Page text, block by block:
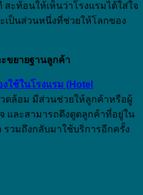
ะท้อนให้เห็นว่าโรงแรมได้ใส่ใจ
เป็นส่วนหนึ่งที่ช่วยให้โลกของ
ขยายฐานลูกค้า
ใช้ในโรงแรม (Hotel
ดล้อม มีส่วนช่วยให้ลูกค้าหรือผู้
และสามารถดึงดูดลูกค้าที่อยู่ใน
วมถึงกลับมาใช้บริการอีกครั้ง